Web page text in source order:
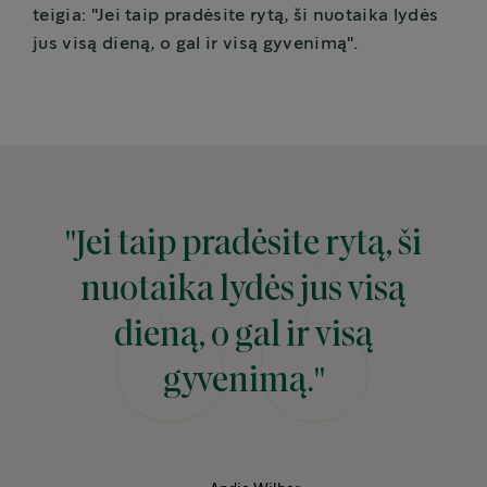
teigia: "Jei taip pradėsite rytą, ši nuotaika lydės
jus visą dieną, o gal ir visą gyvenimą".
"Jei taip pradėsite rytą, ši
nuotaika lydės jus visą
dieną, o gal ir visą
gyvenimą."